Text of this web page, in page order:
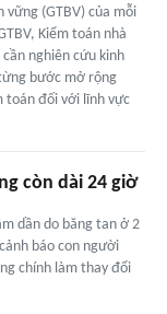
vững (GTBV) của mỗi
Kiểm toán nhà
nghiên cứu kinh
bước mở rộng
toán đối với lĩnh vực
còn dài 24 giờ
dần do băng tan ở 2
báo con người
chính làm thay đổi